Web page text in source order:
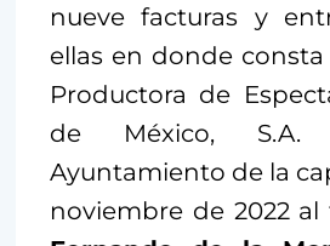
nueve facturas y
ellas en donde
Productora de
de México,
Ayuntamiento de la
noviembre de 2022